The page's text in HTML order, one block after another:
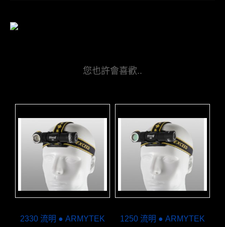
您也許會喜歡..
2330 流明 ● ARMYTEK
1250 流明 ● ARMYTEK